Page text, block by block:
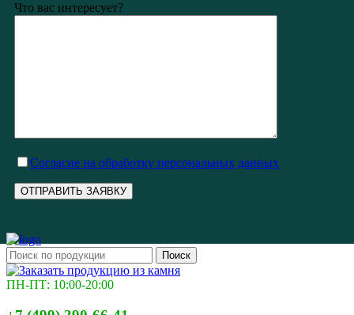
Что вас интересует?
Cогласие на обработку персональных данных
Поиск
ПН-ПТ: 10:00-20:00